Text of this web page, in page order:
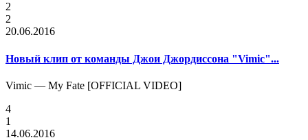
2
2
20.06.2016
Новый клип от команды Джои Джордиссона "Vimic"...
Vimic — My Fate [OFFICIAL VIDEO]
4
1
14.06.2016